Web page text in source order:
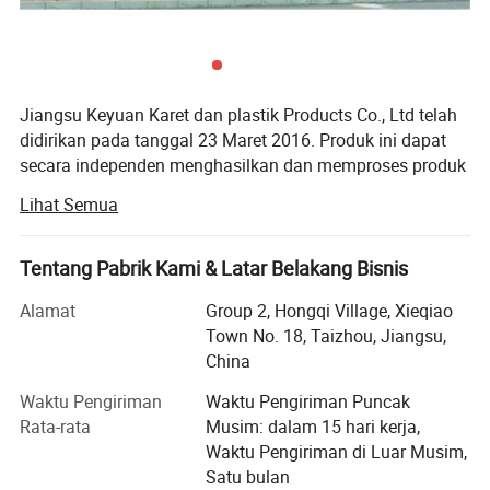
operasional di berbagai sektor otomotif, mesin, konstruksi,
Tampilan Produk
Jiangsu Keyuan Karet dan plastik Products Co., Ltd telah
didirikan pada tanggal 23 Maret 2016. Produk ini dapat
secara independen menghasilkan dan memproses produk
yuan, dan 300 pegawai. Perusahaan terutama
menggunakan produk karet, produk plastik, produk silikon,
produk plastik, dan bukaan cetakan dari standar untuk
lebih dari sepuluh tahun dalam proses dan kustomisasi.
Perusahaan secara terus-menerus memperkenalkan
industri-industri riset dan pengembangan utama
penelitian ini melibatkan sektor kendaraan energi baru
serta desain dan riset serta pengembangan komponen-
komponen terkait robot. ISO9001:2000/2008 Sistem
Lihat Semua
Tentang Pabrik Kami & Latar Belakang Bisnis
Alamat
Group 2, Hongqi Village, Xieqiao
Town No. 18, Taizhou, Jiangsu,
China
Waktu Pengiriman
Rata-rata
Waktu Pengiriman Puncak
Musim: dalam 15 hari kerja,
Waktu Pengiriman di Luar Musim,
Satu bulan